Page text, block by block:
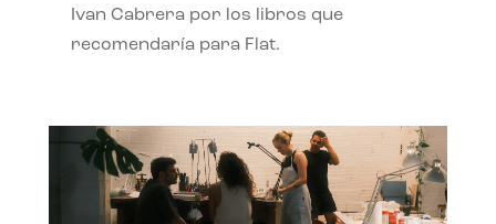
Ivan Cabrera por los libros que
recomendaría para Flat.